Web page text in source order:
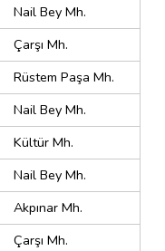
Nail Bey Mh.
Çarşı Mh.
Rüstem Paşa Mh.
Nail Bey Mh.
Kültür Mh.
Nail Bey Mh.
Akpınar Mh.
Çarşı Mh.